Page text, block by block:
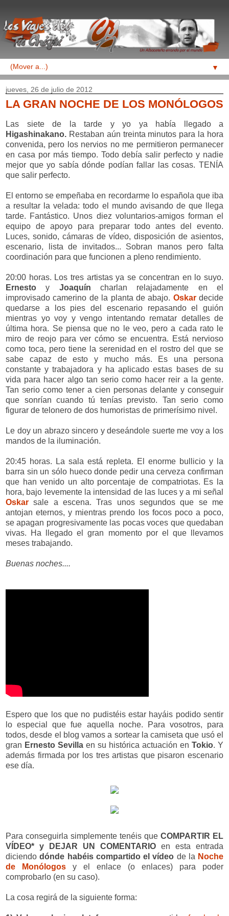
▼
jueves, 26 de julio de 2012
LA GRAN NOCHE DE LOS MONÓLOGOS
Las siete de la tarde y yo ya había llegado a
Higashinakano. Restaban aún treinta minutos para la hora
convenida, pero los nervios no me permitieron permanecer
en casa por más tiempo. Todo debía salir perfecto y nadie
mejor que yo sabía dónde podían fallar las cosas. TENÍA
que salir perfecto.
El entorno se empeñaba en recordarme lo española que iba
a resultar la velada: todo el mundo avisando de que llega
tarde. Fantástico. Unos diez voluntarios-amigos forman el
equipo de apoyo para preparar todo antes del evento.
Luces, sonido, cámaras de vídeo, disposición de asientos,
escenario, lista de invitados... Sobran manos pero falta
coordinación para que funcionen a pleno rendimiento.
20:00 horas. Los tres artistas ya se concentran en lo suyo.
Ernesto y Joaquín charlan relajadamente en el
improvisado camerino de la planta de abajo. Oskardecide
quedarse a los pies del escenario repasando el guión
mientras yo voy y vengo intentando rematar detalles de
última hora. Se piensa que no le veo, pero a cada rato le
miro de reojo para ver cómo se encuentra. Está nervioso
como toca, pero tiene la serenidad en el rostro del que se
sabe capaz de esto y mucho más. Es una persona
constante y trabajadora y ha aplicado estas bases de su
vida para hacer algo tan serio como hacer reir a la gente.
Tan serio como tener a cien personas delante y conseguir
que sonrían cuando tú tenías previsto. Tan serio como
figurar de telonero de dos humoristas de primerísimo nivel.
Le doy un abrazo sincero y deseándole suerte me voy a los
mandos de la iluminación.
20:45 horas. La sala está repleta. El enorme bullicio y la
barra sin un sólo hueco donde pedir una cerveza confirman
que han venido un alto porcentaje de compatriotas. Es la
hora, bajo levemente la intensidad de las luces y a mi señal
Oskar sale a escena. Tras unos segundos que se me
antojan eternos, y mientras prendo los focos poco a poco,
se apagan progresivamente las pocas voces que quedaban
vivas. Ha llegado el gran momento por el que llevamos
meses trabajando.
Buenas noches....
Espero que los que no pudistéis estar hayáis podido sentir
lo especial que fue aquella noche. Para vosotros, para
todos, desde el blog vamos a sortear la camiseta que usó el
gran Ernesto Sevilla en su histórica actuación en Tokio. Y
además firmada por los tres artistas que pisaron escenario
ese día.
Para conseguirla simplemente tenéis que COMPARTIR EL
VÍDEO* y DEJAR UN COMENTARIO en esta entrada
diciendodónde habéis compartido el vídeo de la Noche
de Monólogos y el enlace (o enlaces) para poder
comprobarlo (en su caso).
La cosa regirá de la siguiente forma: